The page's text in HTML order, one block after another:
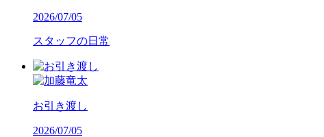
2026/07/05
スタッフの日常
お引き渡し
2026/07/05